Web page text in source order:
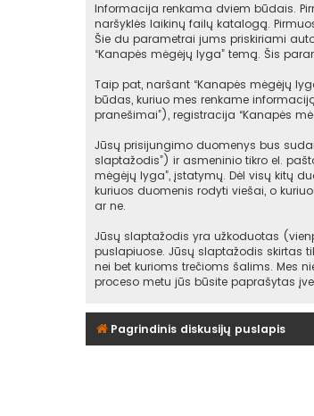
Informacija renkama dviem būdais.
naršyklės laikinų failų katalogą.
Šie du parametrai jums priskiriami
“Kanapės mėgėjų lyga” temą. Šis
Taip pat, naršant “Kanapės mėgėjų
būdas, kuriuo mes renkame
pranešimai”), registracija “Kanapės
Jūsų prisijungimo duomenys bus
slaptažodis”) ir asmeninio tikro el.
mėgėjų lyga”, įstatymų. Dėl visų kitų
kuriuos duomenis rodyti viešai, o
ar ne.
Jūsų slaptažodis yra užkoduotas
puslapiuose. Jūsų slaptažodis skirtas
nei bet kurioms trečioms šalims. Mes
proceso metu jūs būsite paprašytas
Pagrindinis diskusijų puslapis